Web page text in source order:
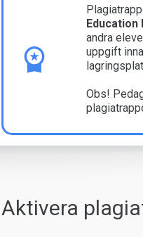
Education
andra
uppgift
Obs!
Aktivera